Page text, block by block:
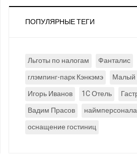
ПОПУЛЯРНЫЕ ТЕГИ
Льготы по налогам
Фанталис
глэмпинг-парк Кэнкэмэ
Малый
Игорь Иванов
1C Отель
Вадим Прасов
наймперсонала
оснащение гостиниц